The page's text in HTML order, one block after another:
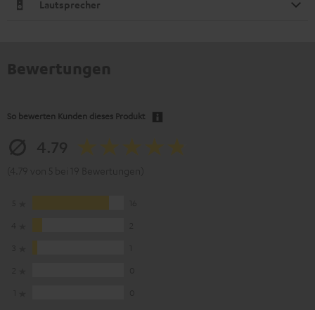
Lautsprecher
So bewerten Kunden dieses Produkt